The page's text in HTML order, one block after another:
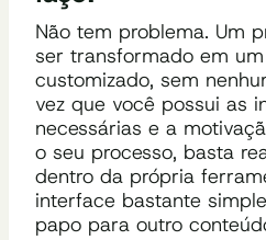
Não tem problema. Um
ser transformado em
customizado, sem
vez que você possui as
necessárias e a
o seu processo, basta
dentro da própria
interface bastante
papo para outro